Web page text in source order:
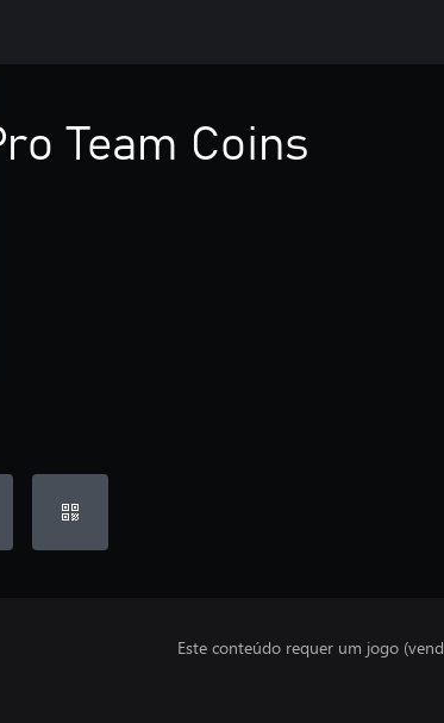
Team Coins
Este conteúdo requer um jogo